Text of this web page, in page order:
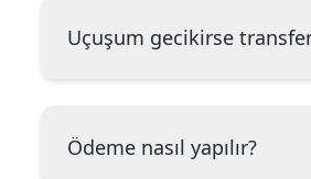
Uçuşum gecikirse
Ödeme nasıl yapılır?